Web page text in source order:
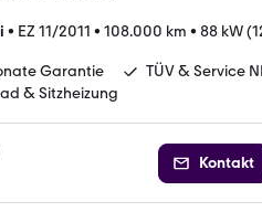
• EZ 11/2011 • 108.000 km • 88 kW
Garantie
TÜV & Service
& Sitzheizung
Kontakt